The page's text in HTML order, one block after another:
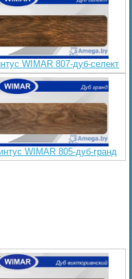
WIMAR 807-дуб-селект
WIMAR 805-дуб-гранд